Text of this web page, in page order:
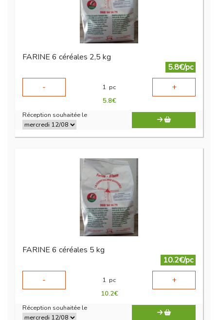
FARINE 6 céréales 2,5 kg
5.8€/pc
-
1 pc +
5.8€
Réception souhaitée le
FARINE 6 céréales 5 kg
10.2€/pc
-
1 pc +
10.2€
Réception souhaitée le